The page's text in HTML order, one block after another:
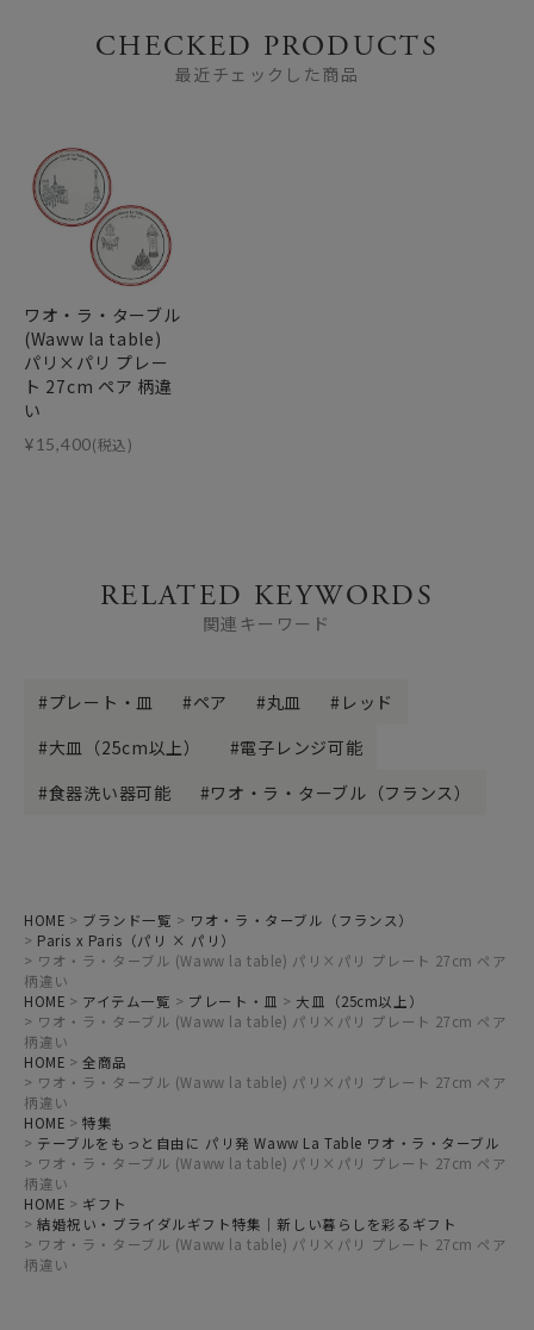
CHECKED PRODUCTS
最近チェックした商品
ワオ・ラ・ターブル
(Waww la table)
パリ×パリ プレー
ト 27cm ペア 柄違
い
¥15,400(税込)
RELATED KEYWORDS
関連キーワード
プレート・皿 ペア 丸皿
レッド
大皿（25cm以上）
電子レンジ可能
食器洗い器可能
ワオ・ラ・ターブル（フランス）
HOME ブランド一覧
ワオ・ラ・ターブル（フランス）
Paris x Paris（パリ × パリ）
ワオ・ラ・ターブル (Waww la table) パリ×パリ プレート 27cm ペア
柄違い
HOME
アイテム一覧 プレート・皿
大皿（25cm以上）
ワオ・ラ・ターブル (Waww la table) パリ×パリ プレート 27cm ペア
柄違い
HOME
全商品
ワオ・ラ・ターブル (Waww la table) パリ×パリ プレート 27cm ペア
柄違い
HOME
特集
テーブルをもっと自由に パリ発 Waww La Table ワオ・ラ・ターブル
ワオ・ラ・ターブル (Waww la table) パリ×パリ プレート 27cm ペア
柄違い
HOME
ギフト
結婚祝い・ブライダルギフト特集｜新しい暮らしを彩るギフト
ワオ・ラ・ターブル (Waww la table) パリ×パリ プレート 27cm ペア
柄違い